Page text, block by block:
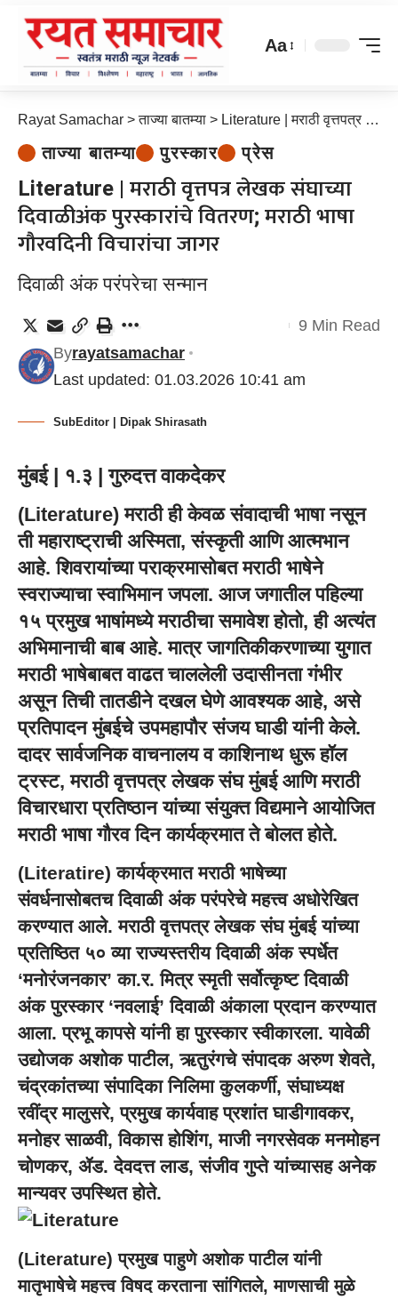
Aa
Rayat Samachar >ताज्या बातम्या > Literature | मराठी वृत्तपत्र लेखक संघाच्या दिवाळीअंक पुरस्कारांचे वितरण; मराठी भाषा गौरवदिनी विचारांचा जागर
ताज्या बातम्या पुरस्कार प्रेस
Literature | मराठी वृत्तपत्र लेखक संघाच्या
दिवाळीअंक पुरस्कारांचे वितरण; मराठी भाषा
गौरवदिनी विचारांचा जागर
दिवाळी अंक परंपरेचा सन्मान
Last updated: 01.03.2026 10:41 am
Byrayatsamachar
9 Min Read
SubEditor | Dipak Shirasath
मुंबई | १.३ | गुरुदत्त वाकदेकर
(Literature) मराठी ही केवळ संवादाची भाषा नसून
ती महाराष्ट्राची अस्मिता, संस्कृती आणि आत्मभान
आहे. शिवरायांच्या पराक्रमासोबत मराठी भाषेने
स्वराज्याचा स्वाभिमान जपला. आज जगातील पहिल्या
१५ प्रमुख भाषांमध्ये मराठीचा समावेश होतो, ही अत्यंत
अभिमानाची बाब आहे. मात्र जागतिकीकरणाच्या युगात
मराठी भाषेबाबत वाढत चाललेली उदासीनता गंभीर
असून तिची तातडीने दखल घेणे आवश्यक आहे, असे
प्रतिपादन मुंबईचे उपमहापौर संजय घाडी यांनी केले.
दादर सार्वजनिक वाचनालय व काशिनाथ धुरू हॉल
ट्रस्ट, मराठी वृत्तपत्र लेखक संघ मुंबई आणि मराठी
विचारधारा प्रतिष्ठान यांच्या संयुक्त विद्यमाने आयोजित
मराठी भाषा गौरव दिन कार्यक्रमात ते बोलत होते.
(Literatire) कार्यक्रमात मराठी भाषेच्या
संवर्धनासोबतच दिवाळी अंक परंपरेचे महत्त्व अधोरेखित
करण्यात आले. मराठी वृत्तपत्र लेखक संघ मुंबई यांच्या
प्रतिष्ठित ५० व्या राज्यस्तरीय दिवाळी अंक स्पर्धेत
‘मनोरंजनकार’ का.र. मित्र स्मृती सर्वोत्कृष्ट दिवाळी
अंक पुरस्कार ‘नवलाई’ दिवाळी अंकाला प्रदान करण्यात
आला. प्रभू कापसे यांनी हा पुरस्कार स्वीकारला. यावेळी
उद्योजक अशोक पाटील, ऋतुरंगचे संपादक अरुण शेवते,
चंद्रकांतच्या संपादिका निलिमा कुलकर्णी, संघाध्यक्ष
रवींद्र मालुसरे, प्रमुख कार्यवाह प्रशांत घाडीगावकर,
मनोहर साळवी, विकास होशिंग, माजी नगरसेवक मनमोहन
चोणकर, ॲड. देवदत्त लाड, संजीव गुप्ते यांच्यासह अनेक
मान्यवर उपस्थित होते.
(Literature) प्रमुख पाहुणे अशोक पाटील यांनी
मातृभाषेचे महत्त्व विषद करताना सांगितले, माणसाची मुळे